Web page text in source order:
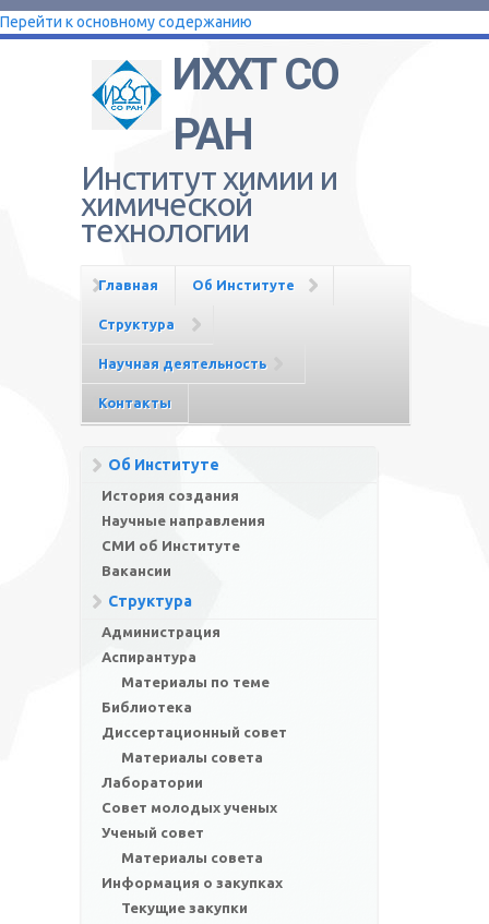
Перейти к основному содержанию
ИХХТ СО
РАН
Институт химии и
химической
технологии
Главная Об Институте
Структура
Научная деятельность
Контакты
Об Институте
История создания
Научные направления
СМИ об Институте
Вакансии
Структура
Администрация
Аспирантура
Материалы по теме
Библиотека
Диссертационный совет
Материалы совета
Лаборатории
Совет молодых ученых
Ученый совет
Материалы совета
Информация о закупках
Текущие закупки